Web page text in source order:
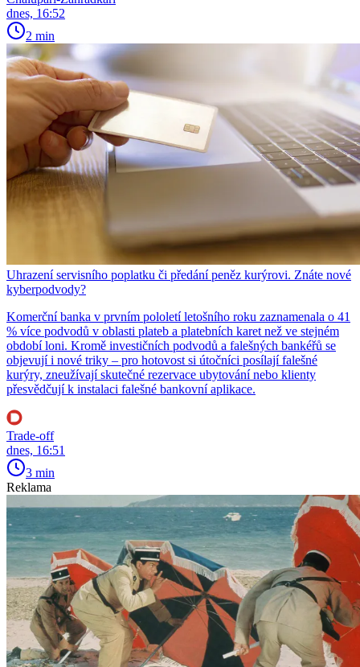
dnes, 16:52
2 min
Uhrazení servisního poplatku či předání peněz kurýrovi. Znáte nové
kyberpodvody?
Komerční banka v prvním pololetí letošního roku zaznamenala o 41
% více podvodů v oblasti plateb a platebních karet než ve stejném
období loni. Kromě investičních podvodů a falešných bankéřů se
objevují i nové triky – pro hotovost si útočníci posílají falešné
kurýry, zneužívají skutečné rezervace ubytování nebo klienty
přesvědčují k instalaci falešné bankovní aplikace.
Trade-off
dnes, 16:51
3 min
Reklama